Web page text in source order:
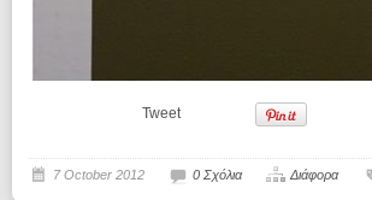
Tweet
7 October 2012 0 Σχόλια Διάφορα